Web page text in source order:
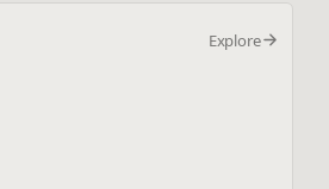
Explore